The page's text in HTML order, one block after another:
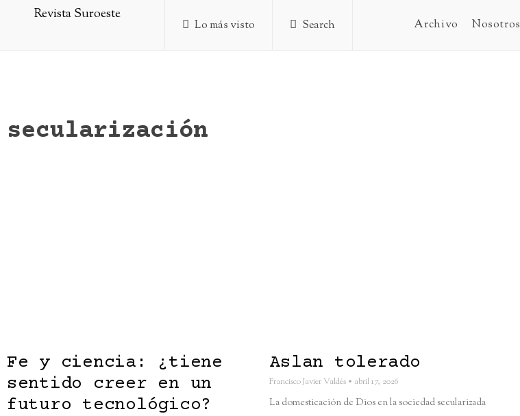
Lo más visto Search Archivo Nosotros
secularización
Fe y ciencia: ¿tiene
sentido creer en un
futuro tecnológico?
Aslan tolerado
Francisco Javier Valdés abril 17, 2026
La domesticación de Dios en la sociedad secularizada